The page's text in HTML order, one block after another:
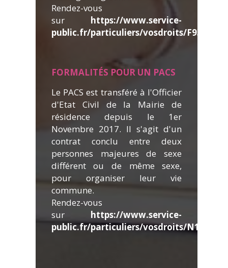
Rendez-vous
sur https://www.service-
public.fr/particuliers/vosdroits/F930
FORMALITÉS POUR UN PACS
Le PACS est transféré à l'Officier
d'Etat Civil de la Mairie de
résidence depuis le 1er
Novembre 2017. Il s'agit d'un
contrat conclu entre deux
personnes majeures de sexe
différent ou de même sexe,
pour organiser leur vie
commune.
Rendez-vous
sur https://www.service-
public.fr/particuliers/vosdroits/N144